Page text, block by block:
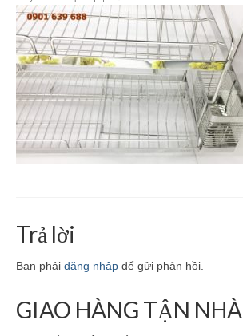
Giá Kệ Inox 304 Bếp Kính
Kệ Góc Inox 304 La
Kệ Inox 304 Bình Nước La
Phụ Kiện Nhà Bếp Khác
Phụ Kiện Phòng Tắm Khác
Trả lời
Bạn phải đăng nhập để gửi phản hồi.
GIAO HÀNG TẬN NHÀ